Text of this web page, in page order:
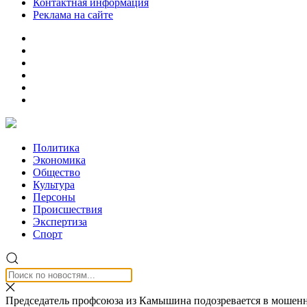
Контактная информация
Реклама на сайте
Политика
Экономика
Общество
Культура
Персоны
Происшествия
Экспертиза
Спорт
Председатель профсоюза из Камышина подозревается в